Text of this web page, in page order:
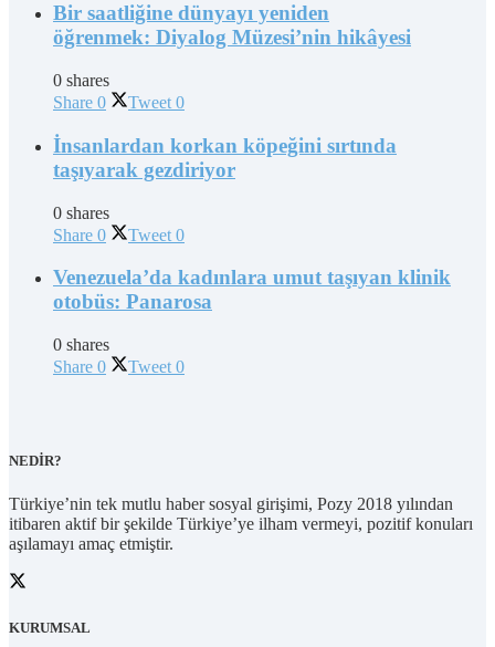
Bir saatliğine dünyayı yeniden
öğrenmek: Diyalog Müzesi’nin hikâyesi
0 shares
Share 0 Tweet 0
İnsanlardan korkan köpeğini sırtında
taşıyarak gezdiriyor
0 shares
Share 0 Tweet 0
Venezuela’da kadınlara umut taşıyan klinik
otobüs: Panarosa
0 shares
Share 0 Tweet 0
NEDİR?
Türkiye’nin tek mutlu haber sosyal girişimi, Pozy 2018 yılından
itibaren aktif bir şekilde Türkiye’ye ilham vermeyi, pozitif konuları
aşılamayı amaç etmiştir.
KURUMSAL